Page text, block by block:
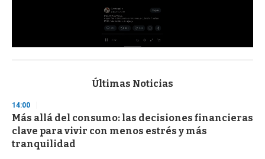
s
d
s
o
f
3
Últimas Noticias
14:00
Más allá del consumo: las decisiones financieras
clave para vivir con menos estrés y más
tranquilidad